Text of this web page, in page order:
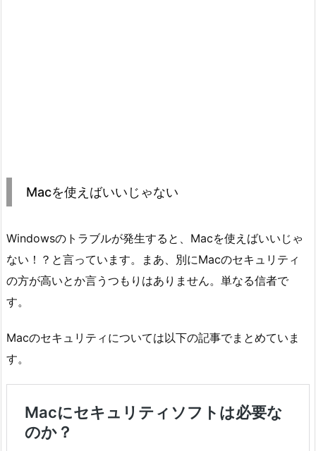
Macを使えばいいじゃない
Windowsのトラブルが発生すると、Macを使えばいいじゃ
ない！？と言っています。まあ、別にMacのセキュリティ
の方が高いとか言うつもりはありません。単なる信者で
す。
Macのセキュリティについては以下の記事でまとめていま
す。